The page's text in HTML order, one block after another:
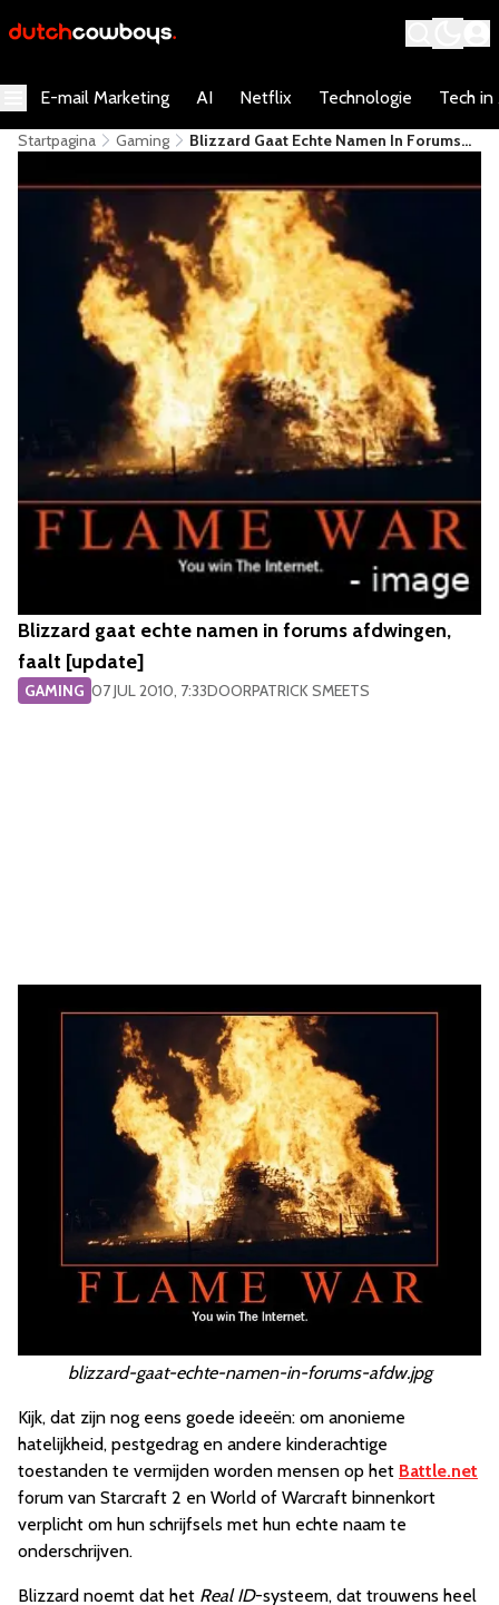
E-mail Marketing AI Netflix Technologie Tech in
Startpagina Gaming
Blizzard Gaat Echte Namen In Forums
Blizzard gaat echte namen in forums afdwingen,
faalt [update]
GAMING 07 JUL 2010, 7:33DOORPATRICK SMEETS
blizzard-gaat-echte-namen-in-forums-afdw.jpg
Kijk, dat zijn nog eens goede ideeën: om anonieme
hatelijkheid, pestgedrag en andere kinderachtige
toestanden te vermijden worden mensen op het Battle.net
forum van Starcraft 2 en World of Warcraft binnenkort
verplicht om hun schrijfsels met hun echte naam te
onderschrijven.
Blizzard noemt dat het Real ID-systeem, dat trouwens heel